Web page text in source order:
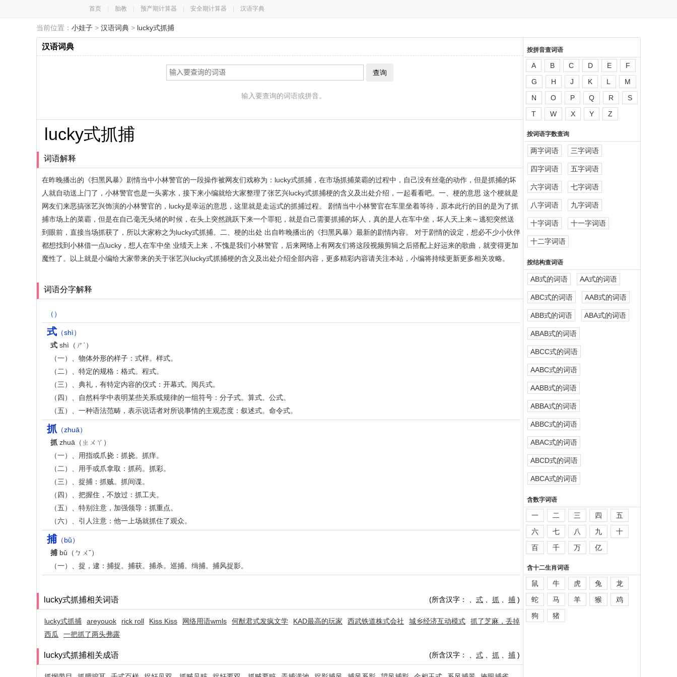
首页 胎教 预产期计算器 安全期计算器 汉语字典
当前位置： 小娃子 > 汉语词典 > lucky式抓捕
汉语词典
查询
输入要查询的词语或拼音。
lucky式抓捕
词语解释
在昨晚播出的《扫黑风暴》剧情当中小林警官的一段操作被网友们戏称为：lucky式抓捕，在市场抓捕菜霸的过程中，自己没有丝毫的动作，但是抓捕的坏
人就自动送上门了，小林警官也是一头雾水，接下来小编就给大家整理了张艺兴lucky式抓捕梗的含义及出处介绍，一起看看吧。一、梗的意思 这个梗就是
网友们来恶搞张艺兴饰演的小林警官的，lucky是幸运的意思，这里就是走运式的抓捕过程。 剧情当中小林警官在车里坐着等待，原本此行的目的是为了抓
捕市场上的菜霸，但是在自己毫无头绪的时候，在头上突然跳跃下来一个罪犯，就是自己需要抓捕的坏人，真的是人在车中坐，坏人天上来～逃犯突然送
到眼前，直接当场抓获了，所以大家称之为lucky式抓捕。二、梗的出处 出自昨晚播出的《扫黑风暴》最新的剧情内容。 对于剧情的设定，想必不少小伙伴
都想找到小林借一点lucky，想人在车中坐 业绩天上来，不愧是我们小林警官，后来网络上有网友们将这段视频剪辑之后搭配上好运来的歌曲，就变得更加
魔性了。以上就是小编给大家带来的关于张艺兴lucky式抓捕梗的含义及出处介绍全部内容，更多精彩内容请关注本站，小编将持续更新更多相关攻略。
词语分字解释
（）
式 （shì）
式 shì（ㄕˋ）
（一）、物体外形的样子：式样。样式。
（二）、特定的规格：格式。程式。
（三）、典礼，有特定内容的仪式：开幕式。阅兵式。
（四）、自然科学中表明某些关系或规律的一组符号：分子式。算式。公式。
（五）、一种语法范畴，表示说话者对所说事情的主观态度：叙述式。命令式。
抓 （zhuā）
抓 zhuā（ㄓㄨㄚ）
（一）、用指或爪挠：抓挠。抓痒。
（二）、用手或爪拿取：抓药。抓彩。
（三）、捉捕：抓贼。抓间谍。
（四）、把握住，不放过：抓工夫。
（五）、特别注意，加强领导：抓重点。
（六）、引人注意：他一上场就抓住了观众。
捕 （bǔ）
捕 bǔ（ㄅㄨˇ）
（一）、捉，逮：捕捉。捕获。捕杀。巡捕。缉捕。捕风捉影。
lucky式抓捕相关词语 (所含汉字： 式 抓 捕 )
lucky式抓捕 areyouok rick roll Kiss Kiss 网络用语wmls 何猷君式发疯文学 KAD最高的玩家 西武铁道株式会社 城乡经济互动模式
抓了芝麻，丢掉
西瓜
一把抓了两头弗露
lucky式抓捕相关成语 (所含汉字： 式 抓 捕 )
按拼音查词语
A B C D E
F
G
H J K L
M
N
O P Q R
S
T
W X Y Z
按词语字数查询
两字词语 三字词语
四字词语 五字词语
六字词语 七字词语
八字词语 九字词语
十字词语 十一字词语
十二字词语
按结构查词语
AB式的词语 AA式的词语
ABC式的词语 AAB式的词语
ABB式的词语 ABA式的词语
ABAB式的词语
ABCC式的词语
AABC式的词语
AABB式的词语
ABBA式的词语
ABBC式的词语
ABAC式的词语
ABCD式的词语
ABCA式的词语
含数字词语
一 二 三 四
五
六
七 八 九
十
百
千 万 亿
含十二生肖词语
鼠 牛 虎 兔
龙
蛇
马 羊 猴
鸡
狗
猪